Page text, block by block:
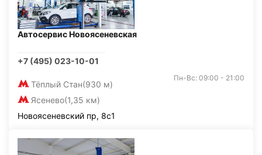
Автосервис Новоясеневская
+7 (495) 023-10-01
Тёплый Стан(930 м)
Ясенево(1,35 км)
Пн-Вс: 09:00 - 21:00
Новоясеневский пр, 8с1